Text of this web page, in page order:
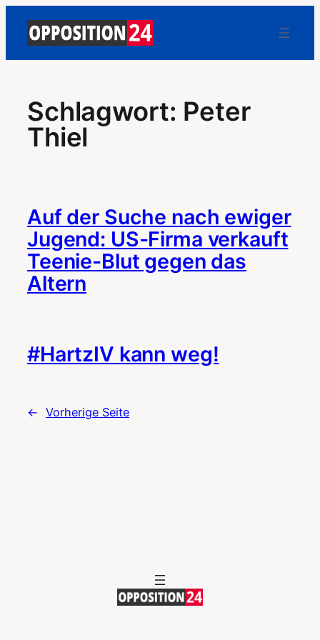
Inhalt
Schlagwort: Peter
Thiel
Auf der Suche nach ewiger
Jugend: US-Firma verkauft
Teenie-Blut gegen das
Altern
#HartzIV kann weg!
← Vorherige Seite